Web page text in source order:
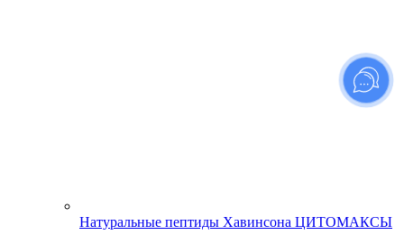
Натуральные пептиды Хавинсона ЦИТОМАКСЫ